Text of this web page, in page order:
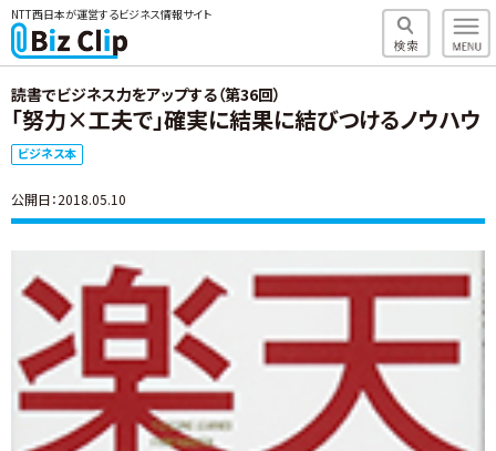
NTT西日本が運営するビジネス情報サイト
読書でビジネス力をアップする（第36回）
「努力×工夫で」確実に結果に結びつけるノウハウ
ビジネス本
公開日：2018.05.10